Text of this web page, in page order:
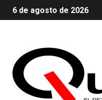
6 de agosto de 2026